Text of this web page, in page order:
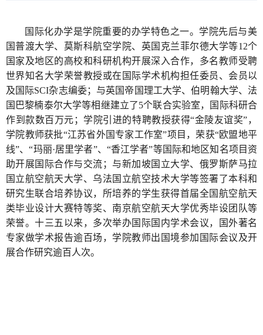
国际化办学是学院重要的办学特色之一。学院先后与美
国普渡大学、莫斯科航空学院、英国克兰菲尔德大学等12个
国家及地区的高校和科研机构开展深入合作，多名教师受聘
世界知名大学荣誉教授或在国际学术机构担任委员、会员以
及国际SCI杂志编委；与英国帝国理工大学、伯明翰大学、法
国巴黎楠泰尔大学等相继建立了5个联合实验室，国际科研合
作到款数百万元；学院引进的特聘教授获得“金陵友谊奖”，
学院教师获批“江苏省外国专家工作室”项目，荣获“欧盟地平
线”、“玛丽·居里学者”、“香江学者”等国际和地区知名项目资
助开展国际合作与交流；与新加坡国立大学、俄罗斯萨马拉
国立航空航天大学、乌法国立航空技术大学等签署了本科和
研究生联合培养协议，所培养的学生获得首届全国航空航天
类毕业设计大赛特等奖、南京航空航天大学优秀毕设团队等
荣誉。十三五以来，多次举办国际国内学术会议，国外著名
专家做学术报告逾百场，学院教师出国境参加国际会议及开
展合作研究逾百人次。